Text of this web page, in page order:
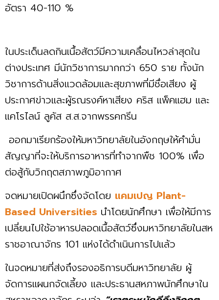
อัตรา 40-110 %
ในประเด็นลดกินเนื้อสัตว์มีความเคลื่อนไหวล่าสุดใน
ต่างประเทศ มีนักวิชาการมากกว่า 650 ราย ทั้งนัก
วิชาการด้านสิ่งแวดล้อมและสุขภาพที่มีชื่อเสียง ผู้
ประกาศข่าวและผู้รณรงค์หาเสียง คริส แพ็คแฮม และ
แคโรไลน์ ลูคัส ส.ส.จากพรรคกรีน
ออกมาเรียกร้องให้มหาวิทยาลัยในอังกฤษให้คำมั่น
สัญญาที่จะให้บริการอาหารที่ทำจากพืช 100% เพื่อ
ต่อสู้กับวิกฤตสภาพภูมิอากาศ
จดหมายเปิดผนึกซึ่งจัดโดย แคมเปญ Plant-
Based Universities นำโดยนักศึกษา เพื่อให้มีการ
เปลี่ยนไปใช้อาหารปลอดเนื้อสัตว์ซึ่งมหาวิทยาลัยในสห
ราชอาณาจักร 101 แห่งได้ดำเนินการไปแล้ว
ในจดหมายที่ส่งถึงรองอธิการบดีมหาวิทยาลัย ผู้
จัดการแผนกจัดเลี้ยง และประธานสหภาพนักศึกษาใน